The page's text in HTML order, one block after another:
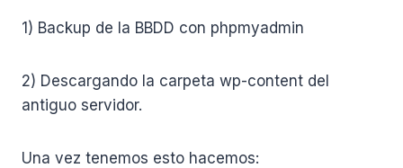
1) Backup de la BBDD con phpmyadmin
2) Descargando la carpeta wp-content del
antiguo servidor.
Una vez tenemos esto hacemos: